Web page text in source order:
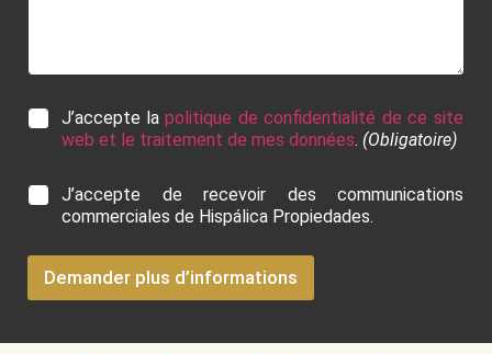
R
*
J’accepte la politique de confidentialité de ce site
web et le traitement de mes données. (Obligatoire)
C
m
n
c
J’accepte de recevoir des communications
commerciales de Hispálica Propiedades.
Demander plus d’informations